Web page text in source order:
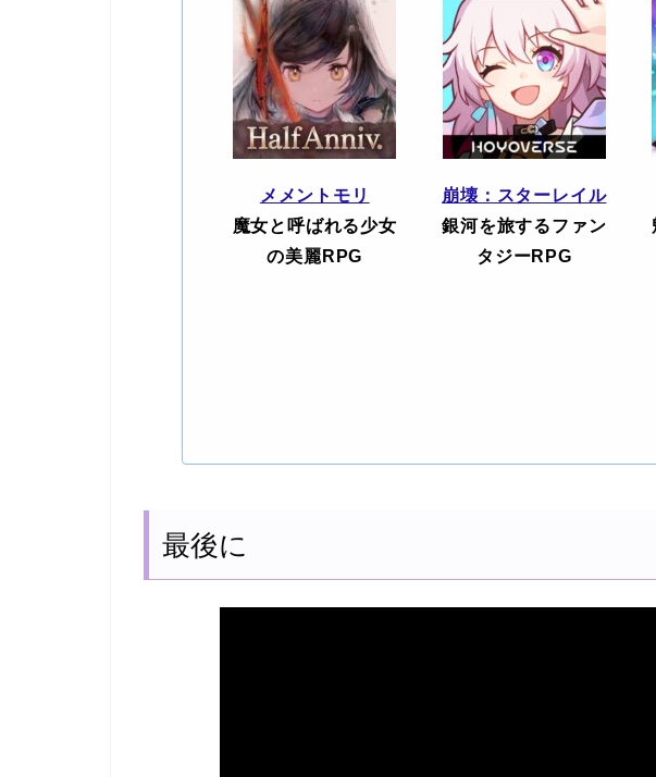
メメントモリ
魔女と呼ばれる少女
の美麗RPG
崩壊：スターレイル
銀河を旅するファン
タジーRPG
最後に